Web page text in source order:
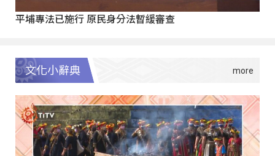
平埔專法已施行 原民身分法暫緩審查
文化小辭典